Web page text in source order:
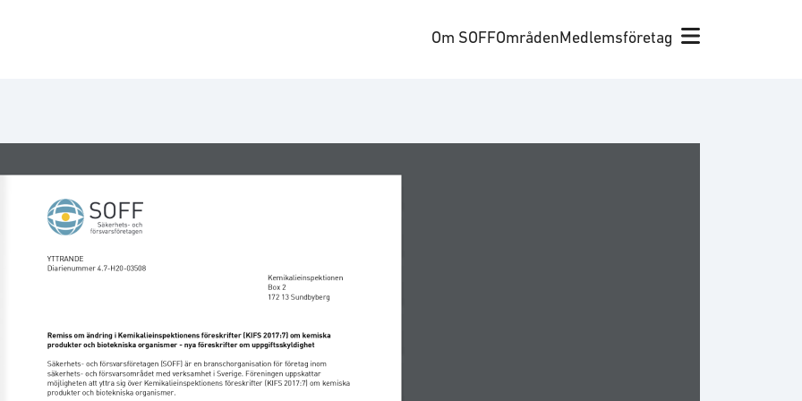
Om SOFFOmrådenMedlemsföretag
YTTRANDE
Diarienummer 4.7-H20-03508
Kemikalieinspektionen
Box 2
172 13 Sundbyberg
Remiss om ändring i Kemikalieinspektionens föreskrifter (KIFS 2017:7) om kemiska
produkter och biotekniska organismer - nya föreskrifter om uppgiftsskyldighet
Säkerhets- och försvarsföretagen (SOFF) är en branschorganisation för företag inom
säkerhets- och försvarsområdet med verksamhet i Sverige. Föreningen uppskattar
möjligheten att yttra sig över Kemikalieinspektionens föreskrifter (KIFS 2017:7) om kemiska
produkter och biotekniska organismer.